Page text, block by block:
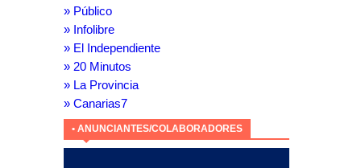
» Público
» Infolibre
» El Independiente
» 20 Minutos
» La Provincia
» Canarias7
• ANUNCIANTES/COLABORADORES